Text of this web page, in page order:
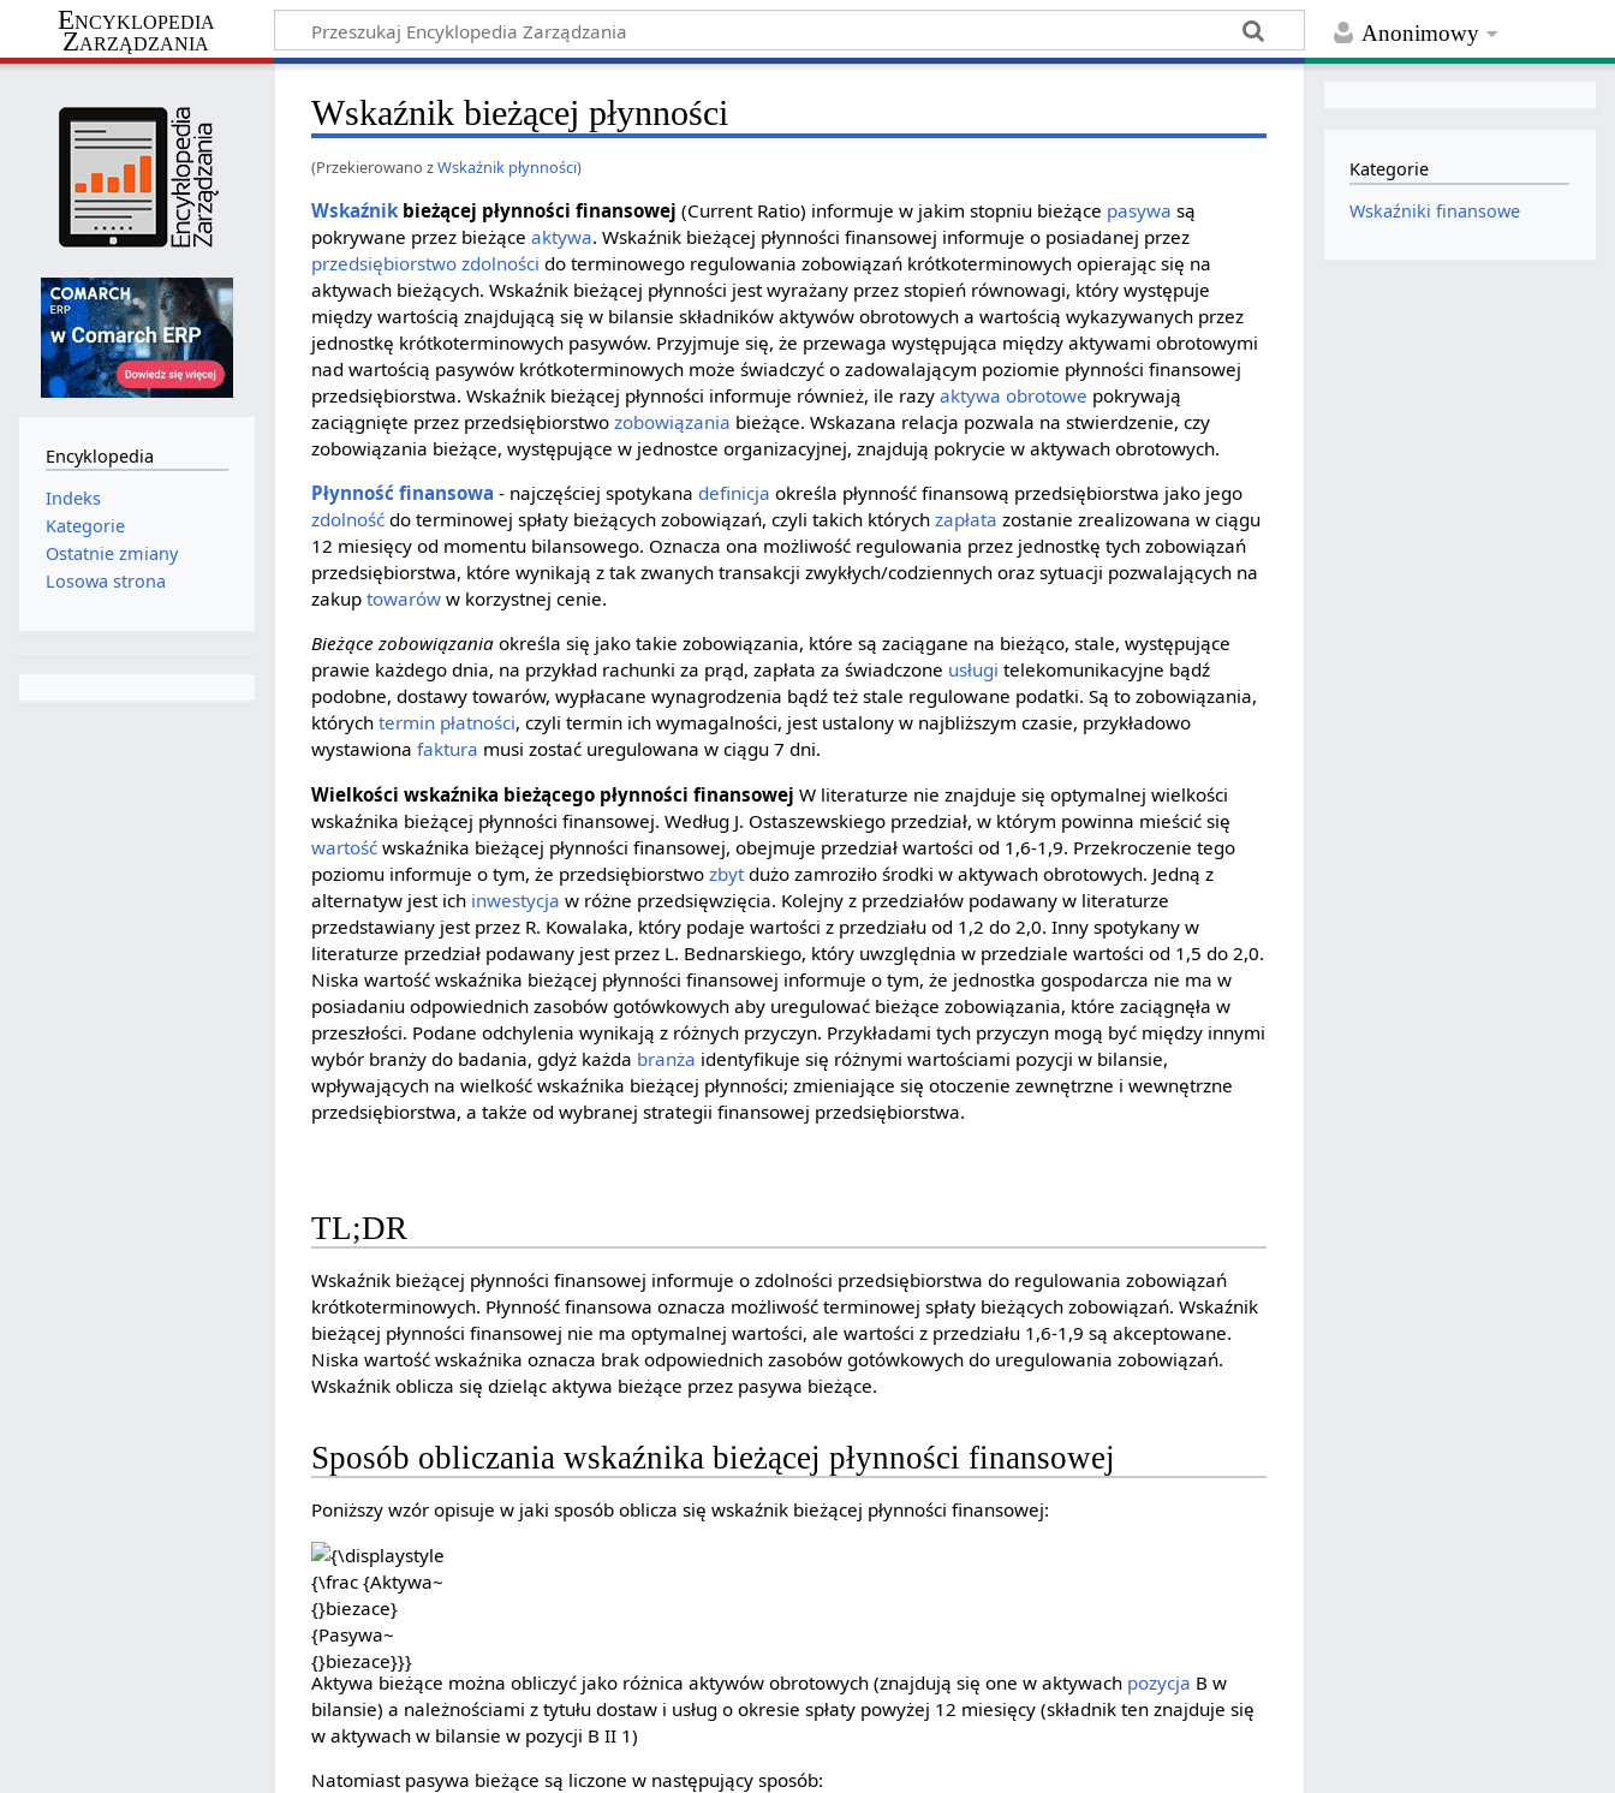
Anonimowy
Encyklopedia
Zarządzania
Wskaźnik bieżącej płynności
(Przekierowano zWskaźnik płynności)
Wskaźnik bieżącej płynności finansowej (Current Ratio) informuje w jakim stopniu bieżące pasywa są
pokrywane przez bieżąceaktywa. Wskaźnik bieżącej płynności finansowej informuje o posiadanej przez
przedsiębiorstwo zdolności do terminowego regulowania zobowiązań krótkoterminowych opierając się na
aktywach bieżących. Wskaźnik bieżącej płynności jest wyrażany przez stopień równowagi, który występuje
między wartością znajdującą się w bilansie składników aktywów obrotowych a wartością wykazywanych przez
jednostkę krótkoterminowych pasywów. Przyjmuje się, że przewaga występująca między aktywami obrotowymi
nad wartością pasywów krótkoterminowych może świadczyć o zadowalającym poziomie płynności finansowej
przedsiębiorstwa. Wskaźnik bieżącej płynności informuje również, ile razyaktywa obrotowe pokrywają
zaciągnięte przez przedsiębiorstwozobowiązania bieżące. Wskazana relacja pozwala na stwierdzenie, czy
zobowiązania bieżące, występujące w jednostce organizacyjnej, znajdują pokrycie w aktywach obrotowych.
Płynność finansowa - najczęściej spotykana definicja określa płynność finansową przedsiębiorstwa jako jego
zdolność do terminowej spłaty bieżących zobowiązań, czyli takich którychzapłata zostanie zrealizowana w ciągu
12 miesięcy od momentu bilansowego. Oznacza ona możliwość regulowania przez jednostkę tych zobowiązań
przedsiębiorstwa, które wynikają z tak zwanych transakcji zwykłych/codziennych oraz sytuacji pozwalających na
zakuptowarów w korzystnej cenie.
Bieżące zobowiązania określa się jako takie zobowiązania, które są zaciągane na bieżąco, stale, występujące
prawie każdego dnia, na przykład rachunki za prąd, zapłata za świadczone usługi telekomunikacyjne bądź
podobne, dostawy towarów, wypłacane wynagrodzenia bądź też stale regulowane podatki. Są to zobowiązania,
którychtermin płatności, czyli termin ich wymagalności, jest ustalony w najbliższym czasie, przykładowo
wystawionafaktura musi zostać uregulowana w ciągu 7 dni.
Wielkości wskaźnika bieżącego płynności finansowej W literaturze nie znajduje się optymalnej wielkości
wskaźnika bieżącej płynności finansowej. Według J. Ostaszewskiego przedział, w którym powinna mieścić się
wartość wskaźnika bieżącej płynności finansowej, obejmuje przedział wartości od 1,6-1,9. Przekroczenie tego
poziomu informuje o tym, że przedsiębiorstwozbyt dużo zamroziło środki w aktywach obrotowych. Jedną z
alternatyw jest ich inwestycja w różne przedsięwzięcia. Kolejny z przedziałów podawany w literaturze
przedstawiany jest przez R. Kowalaka, który podaje wartości z przedziału od 1,2 do 2,0. Inny spotykany w
literaturze przedział podawany jest przez L. Bednarskiego, który uwzględnia w przedziale wartości od 1,5 do 2,0.
Niska wartość wskaźnika bieżącej płynności finansowej informuje o tym, że jednostka gospodarcza nie ma w
posiadaniu odpowiednich zasobów gotówkowych aby uregulować bieżące zobowiązania, które zaciągnęła w
przeszłości. Podane odchylenia wynikają z różnych przyczyn. Przykładami tych przyczyn mogą być między innymi
wybór branży do badania, gdyż każda branża identyfikuje się różnymi wartościami pozycji w bilansie,
wpływających na wielkość wskaźnika bieżącej płynności; zmieniające się otoczenie zewnętrzne i wewnętrzne
przedsiębiorstwa, a także od wybranej strategii finansowej przedsiębiorstwa.
TL;DR
Wskaźnik bieżącej płynności finansowej informuje o zdolności przedsiębiorstwa do regulowania zobowiązań
krótkoterminowych. Płynność finansowa oznacza możliwość terminowej spłaty bieżących zobowiązań. Wskaźnik
bieżącej płynności finansowej nie ma optymalnej wartości, ale wartości z przedziału 1,6-1,9 są akceptowane.
Niska wartość wskaźnika oznacza brak odpowiednich zasobów gotówkowych do uregulowania zobowiązań.
Wskaźnik oblicza się dzieląc aktywa bieżące przez pasywa bieżące.
Sposób obliczania wskaźnika bieżącej płynności finansowej
Poniższy wzór opisuje w jaki sposób oblicza się wskaźnik bieżącej płynności finansowej:
{\displaystyle
{\frac
{Aktywa~
{}biezace}
{Pasywa~
{}biezace}}}
Aktywa bieżące można obliczyć jako różnica aktywów obrotowych (znajdują się one w aktywach pozycja B w
bilansie) a należnościami z tytułu dostaw i usług o okresie spłaty powyżej 12 miesięcy (składnik ten znajduje się
w aktywach w bilansie w pozycji B II 1)
Natomiast pasywa bieżące są liczone w następujący sposób:
Encyklopedia
Indeks
Kategorie
Ostatnie zmiany
Losowa strona
Kategorie
Wskaźniki finansowe